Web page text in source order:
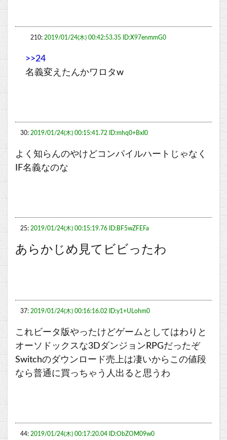
210: 2019/01/24(木) 00:42:53.35 ID:X97enmmG0
>>24
名義変えたんかワロタw
30: 2019/01/24(木) 00:15:41.72 ID:mhq0+BxI0
よく知らんのやけどコンパイルハートじゃなく
IF名義なのな
25: 2019/01/24(木) 00:15:19.76 ID:BF5wZFEFa
あらかじめ見てビビったわ
37: 2019/01/24(木) 00:16:16.02 ID:y1+ULohm0
これビータ版やったけどゲームとしてはわりと
オーソドックスな3DダンジョンRPGだったぞ
Switchのダウンロード売上は凄いからこの値段
なら普通に買っちゃう人出ると思うわ
44: 2019/01/24(木) 00:17:20.04 ID:ObZOM09w0